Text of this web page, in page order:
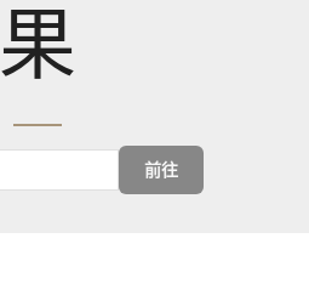
果
前往